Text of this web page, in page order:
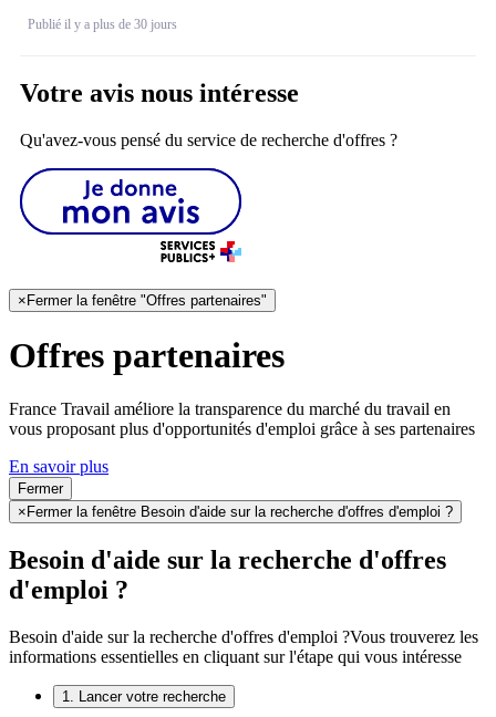
Publié il y a plus de 30 jours
Votre avis nous intéresse
Qu'avez-vous pensé du service de recherche d'offres ?
×Fermer la fenêtre "Offres partenaires"
Offres partenaires
France Travail améliore la transparence du marché du travail en
vous proposant plus d'opportunités d'emploi grâce à ses partenaires
En savoir plus
Fermer
× Fermer la fenêtre Besoin d'aide sur la recherche d'offres d'emploi ?
Besoin d'aide sur la recherche d'offres
d'emploi ?
Besoin d'aide sur la recherche d'offres d'emploi ?Vous trouverez les
informations essentielles en cliquant sur l'étape qui vous intéresse
1. Lancer votre recherche